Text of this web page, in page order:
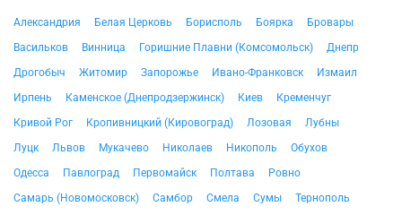
Александрия Белая Церковь Борисполь Боярка
Бровары
Васильков
Винница Горишние Плавни (Комсомольск)
Днепр
Дрогобыч
Житомир Запорожье Ивано-Франковск
Измаил
Ирпень
Каменское (Днепродзержинск) Киев
Кременчуг
Кривой Рог
Кропивницкий (Кировоград) Лозовая
Лубны
Луцк
Львов Мукачево Николаев Никополь
Обухов
Одесса
Павлоград Первомайск Полтава
Ровно
Самарь (Новомосковск)
Самбор Смела Сумы
Тернополь